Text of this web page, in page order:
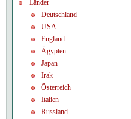
Länder
Deutschland
USA
England
Ägypten
Japan
Irak
Österreich
Italien
Russland